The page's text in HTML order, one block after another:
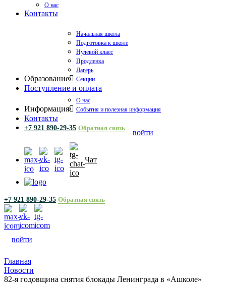
О нас
Контакты
Образование
Начальная школа
Подготовка к школе
Нулевой класс
Продленка
Лагерь
Секции
Поступление и оплата
Информация
О нас
События и полезная информация
Контакты
+7 921 890-29-35 Обратная связь
войти
Чат
+7 921 890-29-35 Обратная связь
войти
Главная
Новости
82-я годовщина снятия блокады Ленинграда в «Ашколе»